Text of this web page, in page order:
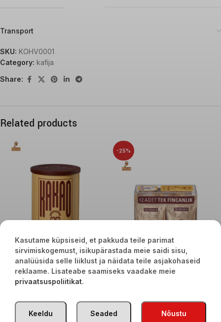
Transport
SKU: KOHV0001
Category: kafija
Share:
Related products
Kakao MEHMET EFENDI 250g
10,90
-25%
€
Kasutame küpsiseid, et pakkuda teile parimat
sirvimiskogemust, isikupärastada meie saidi sisu,
analüüsida selle liiklust ja näidata teile asjakohaseid
reklaame. Lisateabe saamiseks vaadake meie
privaatsuspoliitikat.
Nõustu
Seaded
Keeldu